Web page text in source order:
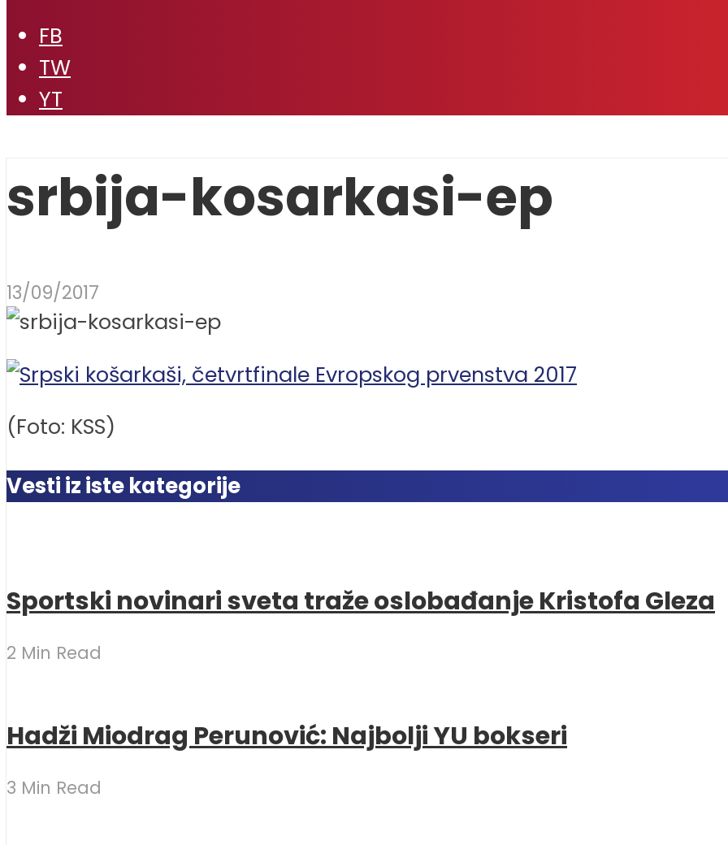
FB
TW
YT
srbija-kosarkasi-ep
13/09/2017
(Foto: KSS)
Vesti iz iste kategorije
Sportski novinari sveta traže oslobađanje Kristofa Gleza
2 Min Read
Hadži Miodrag Perunović: Najbolji YU bokseri
3 Min Read